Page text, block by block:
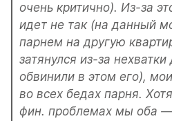
очень критично). Из-за
идет не так (на данный
парнем на другую
затянулся из-за
обвинили в этом его),
во всех бедах парня.
фин. проблемах мы оба